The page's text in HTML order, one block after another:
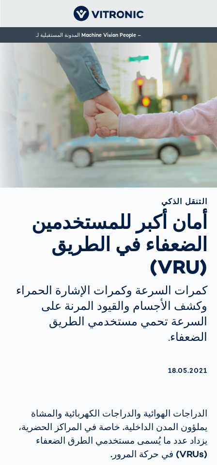
Machine Vision People المدونة المستقبلية لـ
التنقل الذكي
أمان أكبر للمستخدمين
الضعفاء في الطريق
(VRU)
كمرات السرعة وكمرات الإشارة الحمراء
وكشف الأجسام والقيود المرنة على
السرعة تحمي مستخدمي الطريق
الضعفاء.
AKTUALISIERT AM:
18.05.2021
الدراجات الهوائية والدراجات الكهربائية والمشاة
يملؤون المدن الداخلية. خاصة في المراكز الحضرية،
يزداد عدد ما يُسمى مستخدمي الطرق الضعفاء
(VRUs) في حركة المرور.